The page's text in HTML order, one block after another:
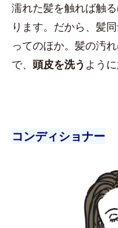
濡れた髪を触れば触
ります。だから、髪
ってのほか。髪の汚
で、 頭皮を洗う よう
コンディショナー